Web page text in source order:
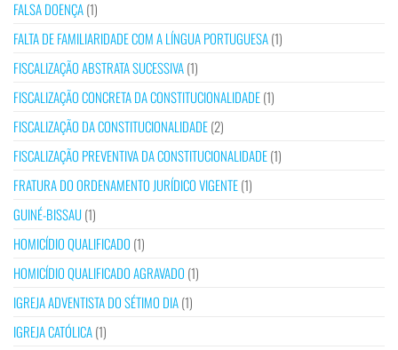
FALSA DOENÇA(1)
FALTA DE FAMILIARIDADE COM A LÍNGUA PORTUGUESA(1)
FISCALIZAÇÃO ABSTRATA SUCESSIVA(1)
FISCALIZAÇÃO CONCRETA DA CONSTITUCIONALIDADE(1)
FISCALIZAÇÃO DA CONSTITUCIONALIDADE(2)
FISCALIZAÇÃO PREVENTIVA DA CONSTITUCIONALIDADE(1)
FRATURA DO ORDENAMENTO JURÍDICO VIGENTE(1)
GUINÉ-BISSAU(1)
HOMICÍDIO QUALIFICADO (1)
HOMICÍDIO QUALIFICADO AGRAVADO (1)
IGREJA ADVENTISTA DO SÉTIMO DIA(1)
IGREJA CATÓLICA(1)